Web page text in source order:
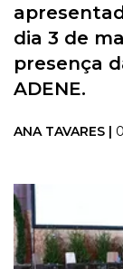
dia 3 de
presença
ADENE.
ANA TAVARES |